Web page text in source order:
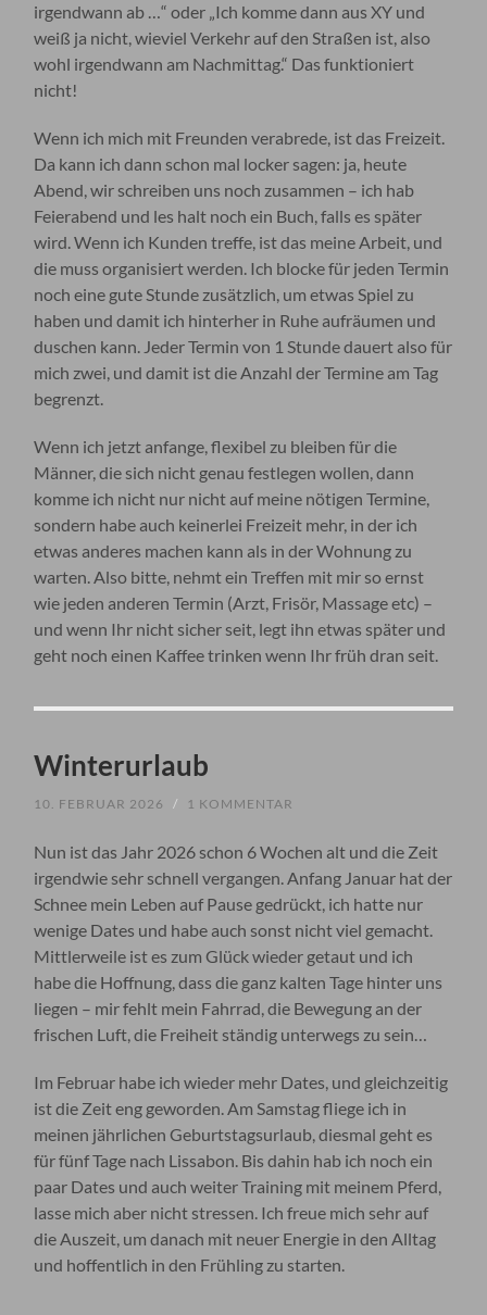
irgendwann ab …“ oder „Ich komme dann aus XY und
weiß ja nicht, wieviel Verkehr auf den Straßen ist, also
wohl irgendwann am Nachmittag.“ Das funktioniert
nicht!
Wenn ich mich mit Freunden verabrede, ist das Freizeit.
Da kann ich dann schon mal locker sagen: ja, heute
Abend, wir schreiben uns noch zusammen – ich hab
Feierabend und les halt noch ein Buch, falls es später
wird. Wenn ich Kunden treffe, ist das meine Arbeit, und
die muss organisiert werden. Ich blocke für jeden Termin
noch eine gute Stunde zusätzlich, um etwas Spiel zu
haben und damit ich hinterher in Ruhe aufräumen und
duschen kann. Jeder Termin von 1 Stunde dauert also für
mich zwei, und damit ist die Anzahl der Termine am Tag
begrenzt.
Wenn ich jetzt anfange, flexibel zu bleiben für die
Männer, die sich nicht genau festlegen wollen, dann
komme ich nicht nur nicht auf meine nötigen Termine,
sondern habe auch keinerlei Freizeit mehr, in der ich
etwas anderes machen kann als in der Wohnung zu
warten. Also bitte, nehmt ein Treffen mit mir so ernst
wie jeden anderen Termin (Arzt, Frisör, Massage etc) –
und wenn Ihr nicht sicher seit, legt ihn etwas später und
geht noch einen Kaffee trinken wenn Ihr früh dran seit.
Winterurlaub
10. FEBRUAR 2026 / 1 KOMMENTAR
Nun ist das Jahr 2026 schon 6 Wochen alt und die Zeit
irgendwie sehr schnell vergangen. Anfang Januar hat der
Schnee mein Leben auf Pause gedrückt, ich hatte nur
wenige Dates und habe auch sonst nicht viel gemacht.
Mittlerweile ist es zum Glück wieder getaut und ich
habe die Hoffnung, dass die ganz kalten Tage hinter uns
liegen – mir fehlt mein Fahrrad, die Bewegung an der
frischen Luft, die Freiheit ständig unterwegs zu sein…
Im Februar habe ich wieder mehr Dates, und gleichzeitig
ist die Zeit eng geworden. Am Samstag fliege ich in
meinen jährlichen Geburtstagsurlaub, diesmal geht es
für fünf Tage nach Lissabon. Bis dahin hab ich noch ein
paar Dates und auch weiter Training mit meinem Pferd,
lasse mich aber nicht stressen. Ich freue mich sehr auf
die Auszeit, um danach mit neuer Energie in den Alltag
und hoffentlich in den Frühling zu starten.